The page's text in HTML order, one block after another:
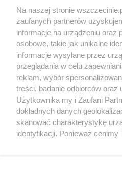
Wernisaże
Więcej
Partnerzy
Praca Szczecin
Na naszej stronie
zaufanych partnerów
informacje na urządzeniu oraz
osobowe, takie jak unikalne
informacje wysyłane przez
przeglądania w celu
reklam, wybór
treści, badanie odbiorców oraz
Użytkownika my i Zaufani
dokładnych danych
skanować charakterystykę
identyfikacji. Ponieważ